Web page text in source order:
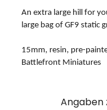
An extra large hill for
large bag of GF9 static
15mm, resin, pre-
Battlefront Miniatures
Angaben